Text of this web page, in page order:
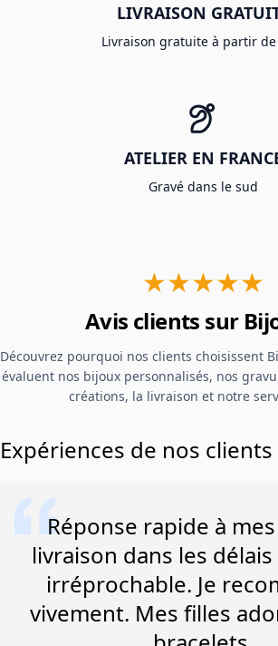
LIVRAISON
Livraison gratuite à partir de
ATELIER EN
Gravé dans le sud
★★★★★
Avis clients sur
Découvrez pourquoi nos clients choisissent
évaluent nos bijoux personnalisés, nos
créations, la livraison et notre
Expériences de nos clients
Réponse rapide à
livraison dans les
irréprochable. Je
vivement. Mes filles